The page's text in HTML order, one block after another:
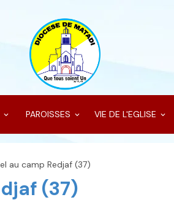
PAROISSES VIE DE L'EGLISE
au camp Redjaf (37)
(37)